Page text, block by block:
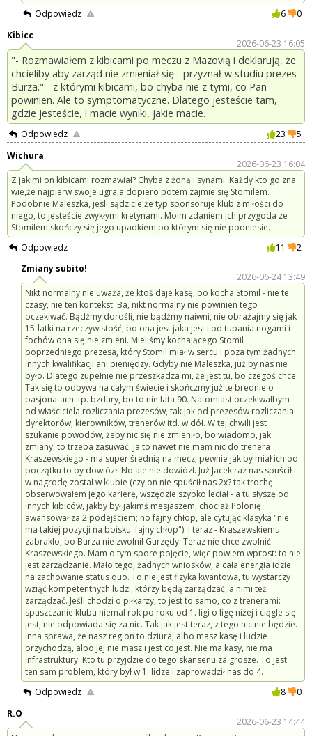
Odpowiedz
6
0
Kibicc
2026-06-23 16:05
"- Rozmawiałem z kibicami po meczu z Mazovią i deklarują, że
chcieliby aby zarząd nie zmieniał się - przyznał w studiu prezes
Burza." - z którymi kibicami, bo chyba nie z tymi, co Pan
powinien. Ale to symptomatyczne. Dlatego jesteście tam,
gdzie jesteście, i macie wyniki, jakie macie.
Odpowiedz 23
5
Wichura
2026-06-23 16:04
Z jakimi on kibicami rozmawiał? Chyba z żoną i synami. Każdy kto go zna
wie,że najpierw swoje ugra,a dopiero potem zajmie się Stomilem.
Podobnie Maleszka, jesli sądzicie,że typ sponsoruje klub z miłości do
niego, to jesteście zwykłymi kretynami. Moim zdaniem ich przygoda ze
Stomilem skończy się jego upadkiem po którym się nie podniesie.
Odpowiedz
11
2
Zmiany subito!
2026-06-24 13:49
Nikt normalny nie uważa, że ktoś daje kasę, bo kocha Stomil - nie te
czasy, nie ten kontekst. Ba, nikt normalny nie powinien tego
oczekiwać. Bądźmy dorośli, nie bądźmy naiwni, nie obrażajmy się jak
15-latki na rzeczywistość, bo ona jest jaka jest i od tupania nogami i
fochów ona się nie zmieni. Mieliśmy kochającego Stomil
poprzedniego prezesa, który Stomil miał w sercu i poza tym żadnych
innych kwalifikacji ani pieniędzy. Gdyby nie Maleszka, już by nas nie
było. Dlatego zupełnie nie przeszkadza mi, że jest tu, bo czegoś chce.
Tak się to odbywa na całym świecie i skończmy już te brednie o
pasjonatach itp. bzdury, bo to nie lata 90. Natomiast oczekiwałbym
od właściciela rozliczania prezesów, tak jak od prezesów rozliczania
dyrektorów, kierowników, trenerów itd. w dół. W tej chwili jest
szukanie powodów, żeby nic się nie zmieniło, bo wiadomo, jak
zmiany, to trzeba zasuwać. Ja to nawet nie mam nic do trenera
Kraszewskiego - ma super średnią na mecz, pewnie jak by miał ich od
początku to by dowiózł. No ale nie dowiózł. Już Jacek raz nas spuścił i
w nagrodę został w klubie (czy on nie spuścił nas 2x? tak trochę
obserwowałem jego karierę, wszędzie szybko leciał - a tu słyszę od
innych kibiców, jakby był jakimś mesjaszem, chociaż Polonię
awansował za 2 podejściem; no fajny chłop, ale cytując klasyka "nie
ma takiej pozycji na boisku: fajny chłop"). I teraz - Kraszewskiemu
zabrakło, bo Burza nie zwolnił Gurzędy. Teraz nie chce zwolnić
Kraszewskiego. Mam o tym spore pojęcie, więc powiem wprost: to nie
jest zarządzanie. Mało tego, żadnych wniosków, a cała energia idzie
na zachowanie status quo. To nie jest fizyka kwantowa, tu wystarczy
wziąć kompetentnych ludzi, którzy będą zarządzać, a nimi też
zarządzać. Jeśli chodzi o piłkarzy, to jest to samo, co z trenerami:
spuszczanie klubu niemal rok po roku od 1. ligi o ligę niżej i ciągle się
jest, nie odpowiada się za nic. Tak jak jest teraz, z tego nic nie będzie.
Inna sprawa, że nasz region to dziura, albo masz kasę i ludzie
przychodzą, albo jej nie masz i jest co jest. Nie ma kasy, nie ma
infrastruktury. Kto tu przyjdzie do tego skansenu za grosze. To jest
ten sam problem, który był w 1. lidze i zaprowadził nas do 4.
Odpowiedz
8
0
R.O
2026-06-23 14:44